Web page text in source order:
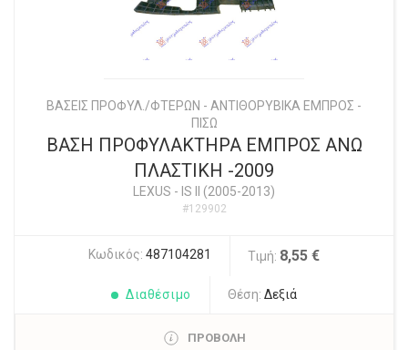
ΒΑΣΕΙΣ ΠΡΟΦΥΛ./ΦΤΕΡΩΝ - ΑΝΤΙΘΟΡΥΒΙΚΑ ΕΜΠΡΟΣ -
ΠΙΣΩ
ΒΑΣΗ ΠΡΟΦΥΛΑΚΤΗΡΑ ΕΜΠΡΟΣ ΑΝΩ
ΠΛΑΣΤΙΚΗ -2009
LEXUS - IS II (2005-2013)
#129902
Κωδικός: 487104281 Τιμή: 8,55 €
Διαθέσιμο Θέση: Δεξιά
ΠΡΟΒΟΛΗ